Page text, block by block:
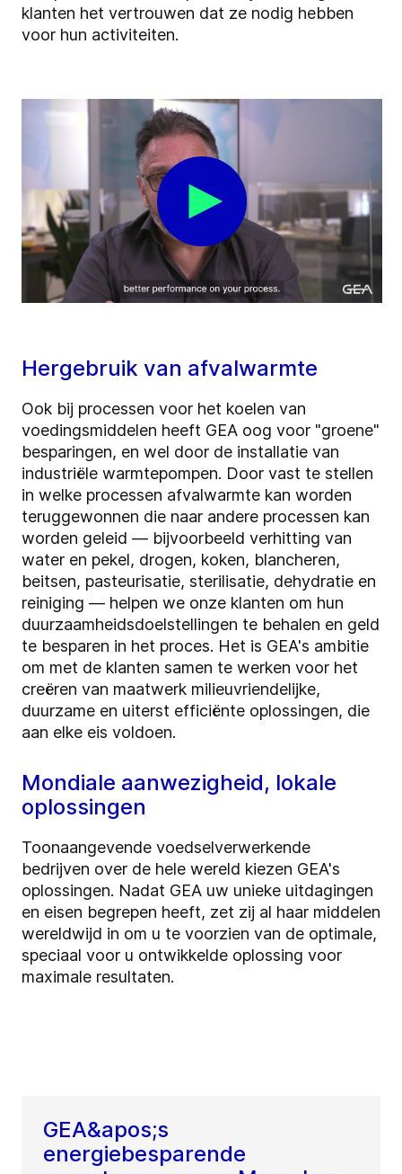
klanten het vertrouwen dat ze nodig hebben
voor hun activiteiten.
Hergebruik van afvalwarmte
Ook bij processen voor het koelen van
voedingsmiddelen heeft GEA oog voor "groene"
besparingen, en wel door de installatie van
industriële warmtepompen. Door vast te stellen
in welke processen afvalwarmte kan worden
teruggewonnen die naar andere processen kan
worden geleid — bijvoorbeeld verhitting van
water en pekel, drogen, koken, blancheren,
beitsen, pasteurisatie, sterilisatie, dehydratie en
reiniging — helpen we onze klanten om hun
duurzaamheidsdoelstellingen te behalen en geld
te besparen in het proces. Het is GEA's ambitie
om met de klanten samen te werken voor het
creëren van maatwerk milieuvriendelijke,
duurzame en uiterst efficiënte oplossingen, die
aan elke eis voldoen.
Mondiale aanwezigheid, lokale
oplossingen
Toonaangevende voedselverwerkende
bedrijven over de hele wereld kiezen GEA's
oplossingen. Nadat GEA uw unieke uitdagingen
en eisen begrepen heeft, zet zij al haar middelen
wereldwijd in om u te voorzien van de optimale,
speciaal voor u ontwikkelde oplossing voor
maximale resultaten.
GEA&apos;s
energiebesparende